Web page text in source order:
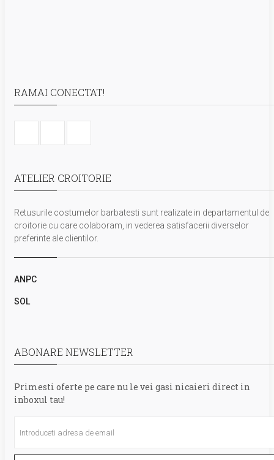
RAMAI CONECTAT!
ATELIER CROITORIE
Retusurile costumelor barbatesti sunt realizate in departamentul de
croitorie cu care colaboram, in vederea satisfacerii diverselor
preferinte ale clientilor.
ANPC
SOL
ABONARE NEWSLETTER
Primesti oferte pe care nu le vei gasi nicaieri direct in
inboxul tau!